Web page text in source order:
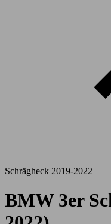
Schrägheck 2019-2022
BMW 3er